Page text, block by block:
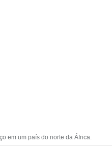
em um país do norte da África.